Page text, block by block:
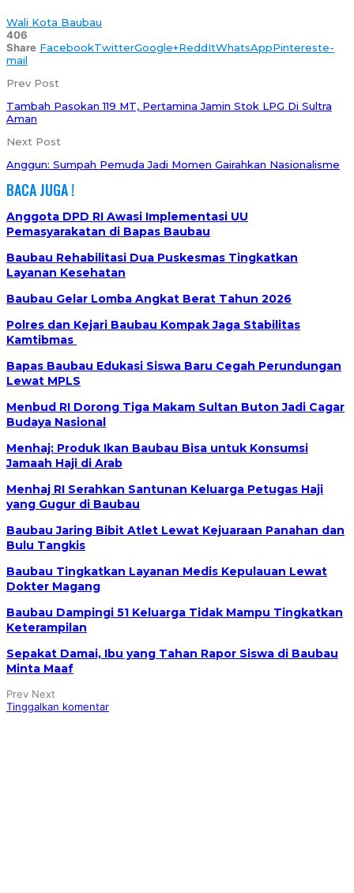
Wali Kota Baubau
406
Share FacebookTwitterGoogle+ReddItWhatsAppPintereste-
mail
Prev Post
Tambah Pasokan 119 MT, Pertamina Jamin Stok LPG Di Sultra
Aman
Next Post
Anggun: Sumpah Pemuda Jadi Momen Gairahkan Nasionalisme
BACA JUGA !
Anggota DPD RI Awasi Implementasi UU
Pemasyarakatan di Bapas Baubau
Baubau Rehabilitasi Dua Puskesmas Tingkatkan
Layanan Kesehatan
Baubau Gelar Lomba Angkat Berat Tahun 2026
Polres dan Kejari Baubau Kompak Jaga Stabilitas
Kamtibmas
Bapas Baubau Edukasi Siswa Baru Cegah Perundungan
Lewat MPLS
Menbud RI Dorong Tiga Makam Sultan Buton Jadi Cagar
Budaya Nasional
Menhaj: Produk Ikan Baubau Bisa untuk Konsumsi
Jamaah Haji di Arab
Menhaj RI Serahkan Santunan Keluarga Petugas Haji
yang Gugur di Baubau
Baubau Jaring Bibit Atlet Lewat Kejuaraan Panahan dan
Bulu Tangkis
Baubau Tingkatkan Layanan Medis Kepulauan Lewat
Dokter Magang
Baubau Dampingi 51 Keluarga Tidak Mampu Tingkatkan
Keterampilan
Sepakat Damai, Ibu yang Tahan Rapor Siswa di Baubau
Minta Maaf
Prev Next
Tinggalkan komentar